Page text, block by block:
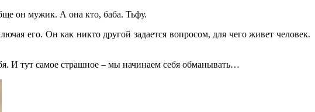
он мужик. А она кто, баба. Тьфу.
его. Он как никто другой задается вопросом, для чего живет человек.
И тут самое страшное – мы начинаем себя обманывать…